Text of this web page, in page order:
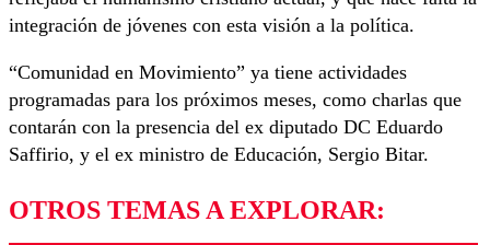
integración de jóvenes con esta visión a la política.
“Comunidad en Movimiento” ya tiene actividades
programadas para los próximos meses, como charlas que
contarán con la presencia del ex diputado DC Eduardo
Saffirio, y el ex ministro de Educación, Sergio Bitar.
OTROS TEMAS A EXPLORAR: